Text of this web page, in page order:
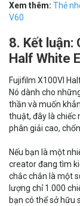
Xem thêm: Thẻ
V60
8. Kết luận:
Half White
Fujifilm X100VI
Nó dành cho
thần và muốn
thuật, đây là chiếc
phân giải cao,
Nếu bạn là một
creator đang tìm
chắc chắn là một
lượng chỉ 1.000
bạn có thể sở hữu